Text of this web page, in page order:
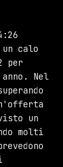
calo
per
Nel
un
molti